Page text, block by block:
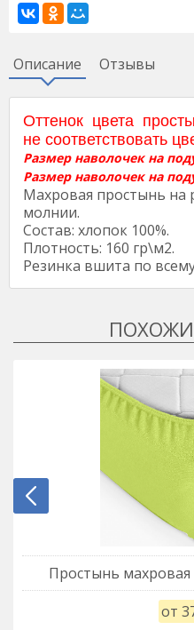
Описание Отзывы
Оттенок цвета
не соответствовать
Размер наволочек на
Размер наволочек на
Махровая простынь на
молнии.
Состав: хлопок 100%.
Плотность: 160 гр\м2.
Резинка вшита по
Простынь махровая
от